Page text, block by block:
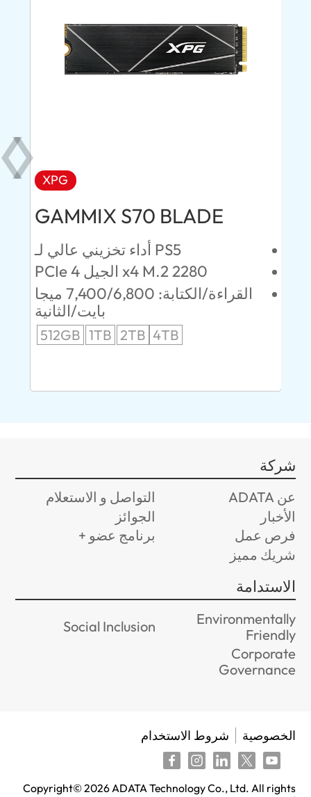
XPG
GAMMIX S70 BLADE
أداء تخزيني عالي لـ PS5
PCIe الجيل 4 x4 M.2 2280
القراءة/الكتابة: 7,400/6,800 ميجا
بايت/الثانية
512GB 1TB 2TB 4TB
شركة
عن ADATA
التواصل و الاستعلام
الأخبار
الجوائز
فرص عمل
برنامج عضو +
شريك مميز
الاستدامة
Environmentally
Friendly
Social Inclusion
Corporate
Governance
Copyright© 2026ADATA Technology Co., Ltd. All rights
الخصوصية شروط الاستخدام